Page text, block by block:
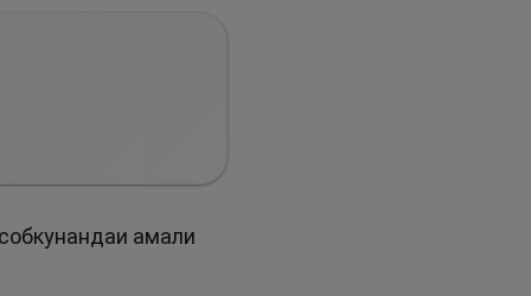
амали